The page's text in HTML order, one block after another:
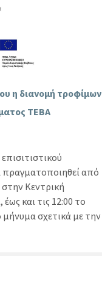
η διανομή τροφίμων
ΤΕΒΑ
από
στην Κεντρική
και τις 12:00 το
σχετικά με την